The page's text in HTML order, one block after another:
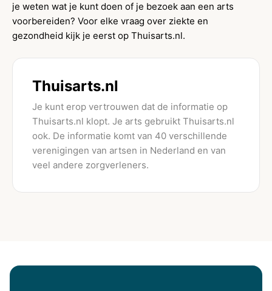
je weten wat je kunt doen of je bezoek aan een arts
voorbereiden? Voor elke vraag over ziekte en
gezondheid kijk je eerst op Thuisarts.nl.
Thuisarts.nl
Je kunt erop vertrouwen dat de informatie op
Thuisarts.nl klopt. Je arts gebruikt Thuisarts.nl
ook. De informatie komt van 40 verschillende
verenigingen van artsen in Nederland en van
veel andere zorgverleners.